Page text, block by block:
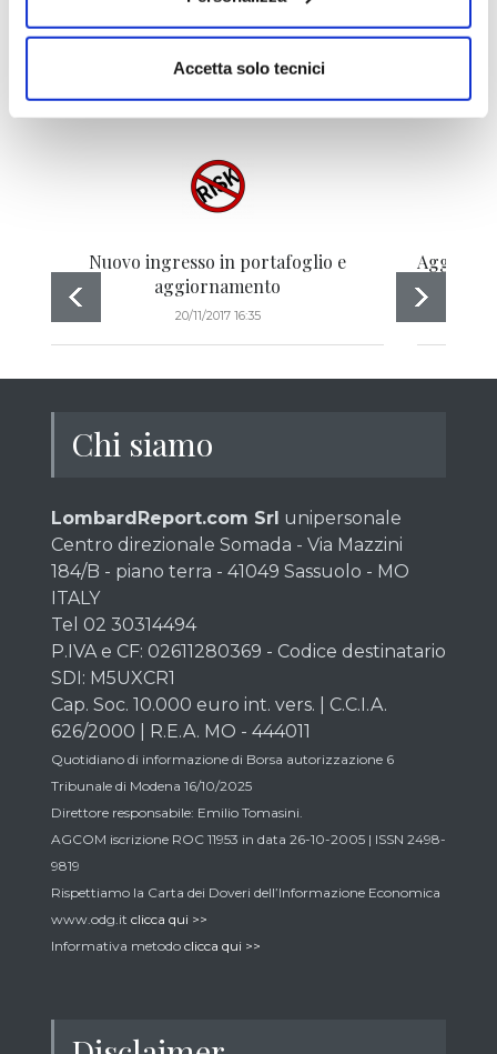
Accetta solo tecnici
Redazione Rischio
Contenuto
Nuovo ingresso in portafoglio e
aggiornamento
20/11/2017 16:35
Chi siamo
LombardReport.com Srl unipersonale
Centro direzionale Somada - Via Mazzini
184/B - piano terra - 41049 Sassuolo - MO
ITALY
Tel 02 30314494
P.IVA e CF: 02611280369 - Codice destinatario
SDI: M5UXCR1
Cap. Soc. 10.000 euro int. vers. | C.C.I.A.
626/2000 | R.E.A. MO - 444011
Quotidiano di informazione di Borsa autorizzazione 6
Tribunale di Modena 16/10/2025
Direttore responsabile: Emilio Tomasini.
AGCOM iscrizione ROC 11953 in data 26-10-2005 | ISSN 2498-
9819
Rispettiamo la Carta dei Doveri dell’Informazione Economica
www.odg.it clicca qui >>
Informativa metodo clicca qui >>